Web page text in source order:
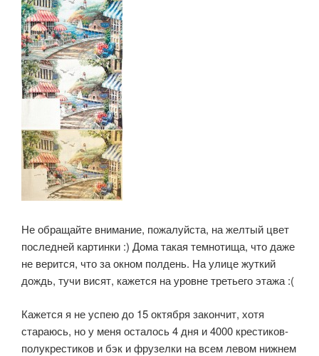
Не обращайте внимание, пожалуйста, на желтый цвет
последней картинки :) Дома такая темнотища, что даже
не верится, что за окном полдень. На улице жуткий
дождь, тучи висят, кажется на уровне третьего этажа :(
Кажется я не успею до 15 октября закончит, хотя
стараюсь, но у меня осталось 4 дня и 4000 крестиков-
полукрестиков и бэк и фрузелки на всем левом нижнем